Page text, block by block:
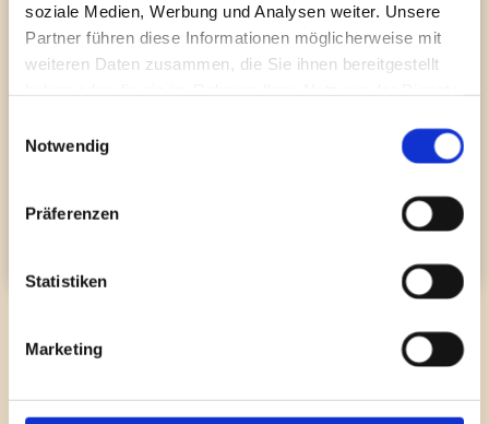
soziale Medien, Werbung und Analysen weiter. Unsere
Partner führen diese Informationen möglicherweise mit
weiteren Daten zusammen, die Sie ihnen bereitgestellt
Notwendig
Präferenzen
Statistiken
Marketing